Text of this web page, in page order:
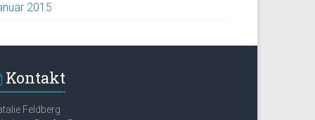
2015
Kontakt
Feldberg